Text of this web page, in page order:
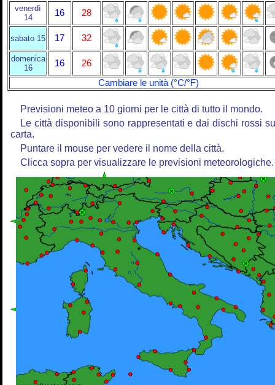
venerdì
14
16 28
sabato 15 17 32
domenica
16
16
26
Cambiare le unità (°C/°F)
Previsioni meteo a 10 giorni per le città di tutto il mondo.
Le città disponibili sono rappresentati e dai dischi rossi
carta.
Puntare il mouse per vedere il nome della città.
Clicca sopra per visualizzare le previsioni meteorologiche.